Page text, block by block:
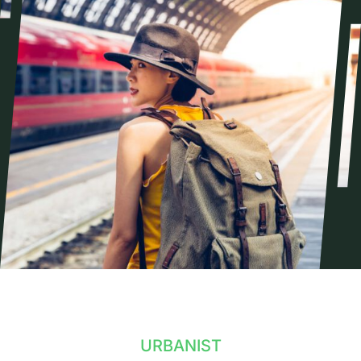
URBANIST